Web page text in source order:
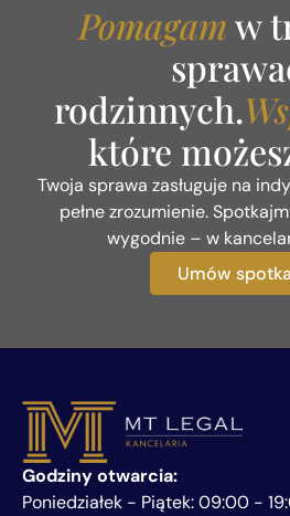
oraz sądy administracyjne
jednoznaczne stanowisko.
Pomagamw
rodzinnych.
które
Twoja sprawa zasługuje na
pełne zrozumienie.
wygodnie – w
Umów
Godziny otwarcia:
Poniedziałek - Piątek: 09:00 -